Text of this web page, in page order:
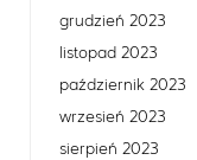
grudzień 2023
listopad 2023
październik 2023
wrzesień 2023
sierpień 2023